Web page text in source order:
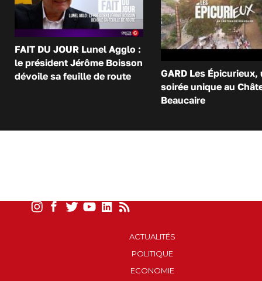
FAIT DU JOUR Lunel Agglo :
le président Jérôme Boisson
dévoile sa feuille de route
GARD Les Épicurieux,
soirée unique au
Beaucaire
ACTUALITÉS
POLITIQUE
ECONOMIE